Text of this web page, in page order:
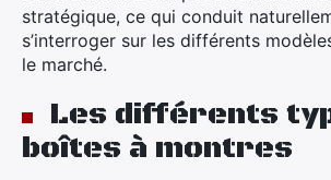
stratégique, ce qui conduit
s’interroger sur les différents
le marché.
Les différents
boîtes à montres